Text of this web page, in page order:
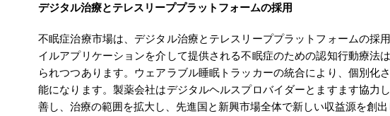
デジタル治療とテレスリーププラットフォームの採用
不眠症治療市場は、デジタル治療とテレスリーププラットフォームの採
イルアプリケーションを介して提供される不眠症のための認知行動療法
られつつあります。ウェアラブル睡眠トラッカーの統合により、個別化
能になります。製薬会社はデジタルヘルスプロバイダーとますます協力
善し、治療の範囲を拡大し、先進国と新興市場全体で新しい収益源を創出